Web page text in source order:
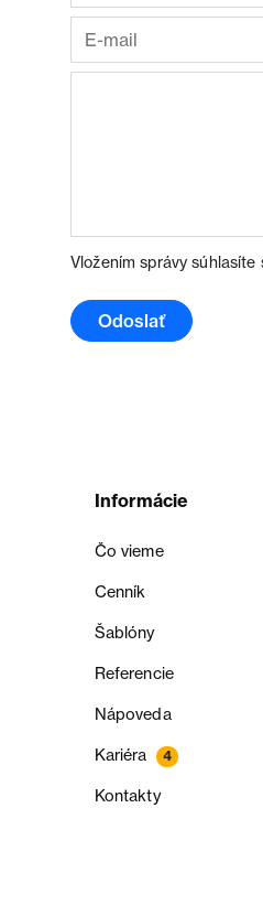
Vložením správy súhlasíte
Odoslať
Informácie
Čo vieme
Cenník
Šablóny
Referencie
Nápoveda
Kariéra 4
Kontakty